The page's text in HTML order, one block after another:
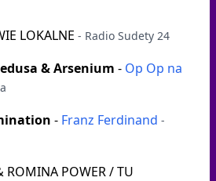
LOKALNE - Radio Sudety 24
& Arsenium - Op Op na
- Franz Ferdinand -
ROMINA POWER / TU